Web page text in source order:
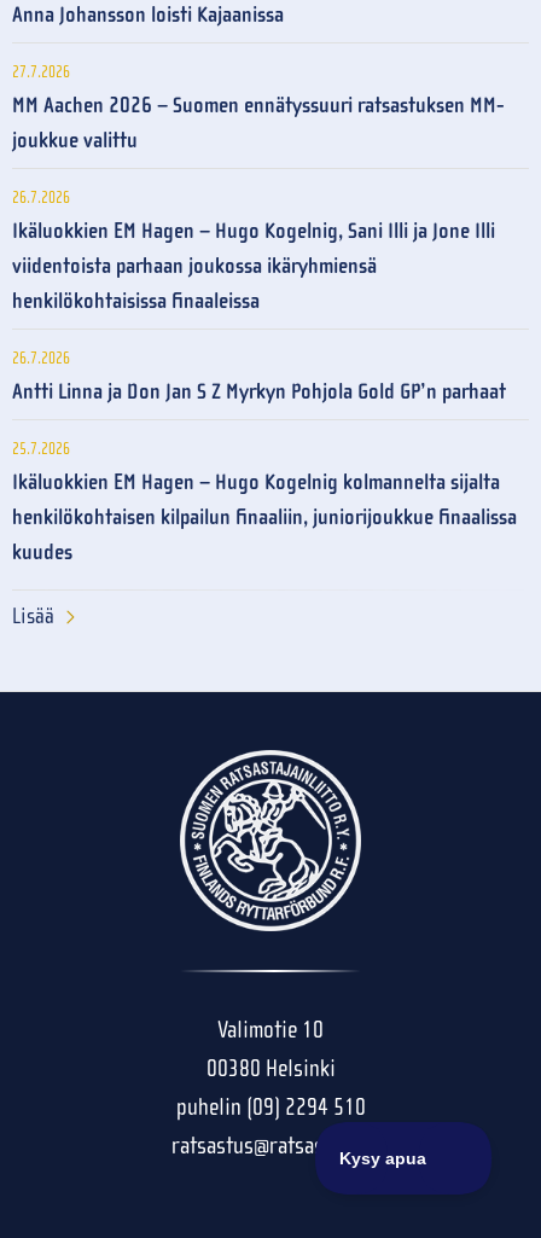
Anna Johansson loisti Kajaanissa
27.7.2026
MM Aachen 2026 – Suomen ennätyssuuri ratsastuksen MM-
joukkue valittu
26.7.2026
Ikäluokkien EM Hagen – Hugo Kogelnig, Sani Illi ja Jone Illi
viidentoista parhaan joukossa ikäryhmiensä
henkilökohtaisissa finaaleissa
26.7.2026
Antti Linna ja Don Jan S Z Myrkyn Pohjola Gold GP’n parhaat
25.7.2026
Ikäluokkien EM Hagen – Hugo Kogelnig kolmannelta sijalta
henkilökohtaisen kilpailun finaaliin, juniorijoukkue finaalissa
kuudes
Lisää
Valimotie 10
00380 Helsinki
puhelin (09) 2294 510
ratsastus@ratsastus.fi